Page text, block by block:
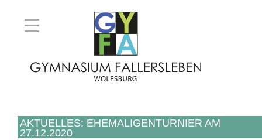
AKTUELLES: EHEMALIGENTURNIER AM
27.12.2020